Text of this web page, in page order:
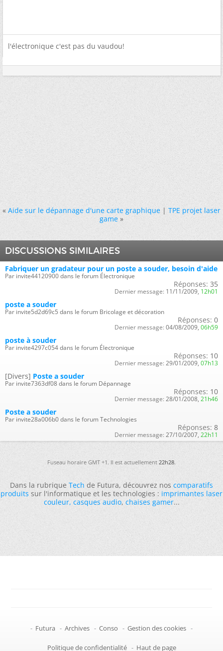
l'électronique c'est pas du vaudou!
« Aide sur le dépannage d'une carte graphique|TPE projet laser
game »
DISCUSSIONS SIMILAIRES
Fabriquer un gradateur pour un poste a souder, besoin d'aide
Par invite44120900 dans le forum Électronique
Réponses: 35
Dernier message: 11/11/2009, 12h01
poste a souder
Par invite5d2d69c5 dans le forum Bricolage et décoration
Réponses: 0
Dernier message: 04/08/2009, 06h59
poste à souder
Par invite4297c054 dans le forum Électronique
Réponses: 10
Dernier message: 29/01/2009, 07h13
[Divers] Poste a souder
Par invite7363df08 dans le forum Dépannage
Réponses: 10
Dernier message: 28/01/2008, 21h46
Poste a souder
Par invite28a006b0 dans le forum Technologies
Réponses: 8
Dernier message: 27/10/2007, 22h11
Fuseau horaire GMT +1. Il est actuellement22h28.
Dans la rubriqueTechde Futura, découvrez noscomparatifs
produitssur l'informatique et les technologies :imprimantes laser
couleur,casques audio,chaises gamer...
- Futura - Archives - Conso - Gestion des cookies -
Politique de confidentialité - Haut de page